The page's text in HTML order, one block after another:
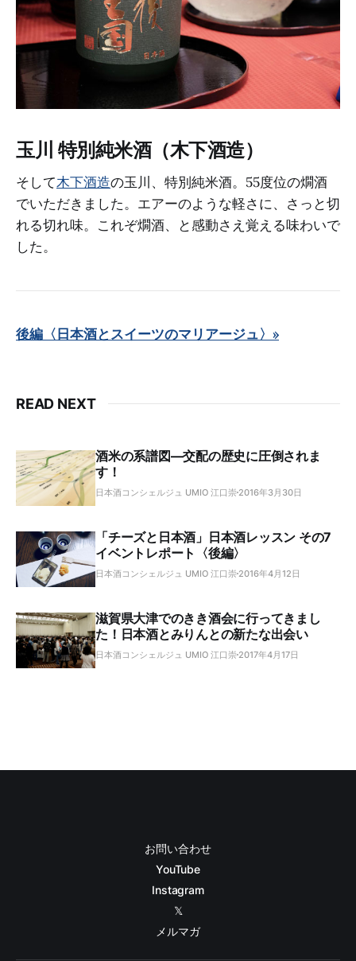
玉川 特別純米酒（木下酒造）
そして木下酒造の玉川、特別純米酒。55度位の燗酒
でいただきました。エアーのような軽さに、さっと切
れる切れ味。これぞ燗酒、と感動さえ覚える味わいで
した。
後編〈日本酒とスイーツのマリアージュ〉»
READ NEXT
酒米の系譜図―交配の歴史に圧倒されま
す！
日本酒コンシェルジュ UMIO 江口崇 2016年3月30日
「チーズと日本酒」日本酒レッスン その7
イベントレポート〈後編〉
日本酒コンシェルジュ UMIO 江口崇 2016年4月12日
滋賀県大津でのきき酒会に行ってきまし
た！日本酒とみりんとの新たな出会い
日本酒コンシェルジュ UMIO 江口崇 2017年4月17日
お問い合わせ
YouTube
Instagram
𝕏
メルマガ